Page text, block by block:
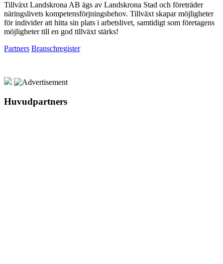
Tillväxt Landskrona AB ägs av Landskrona Stad och företräder
näringslivets kompetensförjningsbehov. Tillväxt skapar möjligheter
för individer att hitta sin plats i arbetslivet, samtidigt som företagens
möjligheter till en god tillväxt stärks!
Partners Branschregister
Huvudpartners